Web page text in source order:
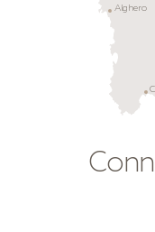
Alghero